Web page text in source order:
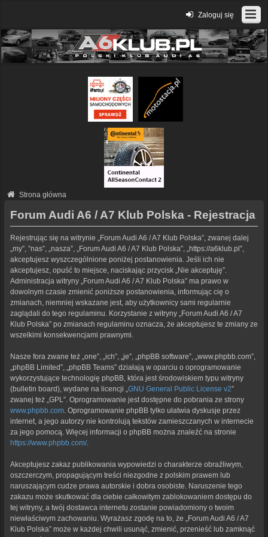
Zaloguj się
Strona główna
Forum Audi A6 / A7 Klub Polska - Rejestracja
Rejestrując się na witrynie „Forum Audi A6 / A7 Klub Polska”, zwanej dalej
„my”, ”nas”, „nasza”, „Forum Audi A6 / A7 Klub Polska”, „https://a6klub.pl”,
akceptujesz wyszczególnione poniżej postanowienia. Jeśli ich nie
akceptujesz, opuść to miejsce, naciskając przycisk „Nie akceptuję”.
Administracja witryny „Forum Audi A6 / A7 Klub Polska” ma prawo w
dowolnym czasie zmienić poniższe postanowienia, informując cię o
zmianach, niemniej wskazane jest, aby użytkownicy sami regularnie
zaglądali do tego regulaminu. Korzystanie z witryny „Forum Audi A6 / A7
Klub Polska” po zmianach regulaminu oznacza, że akceptujesz te zmiany ze
wszelkimi konsekwencjami prawnymi.
Nasze fora zwane też „one”, „ich”, „je”, „phpBB software”, „www.phpbb.com”,
„phpBB Limited”, „phpBB Teams” działają w oparciu o oprogramowanie
wykorzystujące technologię phpBB, która jest środowiskiem typu witryny
(bulletin board), wydane na licencji „ GNU General Public License v2”
zwanej też „GPL”. Oprogramowanie jest dostępne do pobrania ze strony
www.phpbb.com . Oprogramowanie phpBB tylko ułatwia dyskusje przez
internet, a jego autorzy nie kontrolują tekstów zamieszczanych w internecie
za jego pomocą. Więcej informacji o phpBB można znaleźć na stronie
https://www.phpbb.com/.
Akceptujesz zakaz publikowania wypowiedzi o charakterze obraźliwym,
oszczerczym, propagującym treści niezgodne z polskim prawem lub
naruszającym cudze prawa autorskie i dobra osobiste. Naruszenie tego
zakazu może skutkować dla ciebie całkowitym zablokowaniem dostępu do
tej witryny, a twój dostawca internetu zostanie powiadomiony o twoim
niewłaściwym zachowaniu. Wyrażasz zgodę na to, że „Forum Audi A6 / A7
Klub Polska” może w każdej chwili usunąć, zmienić, przenieść lub zamknąć